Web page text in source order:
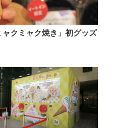
ャクミャク焼き」初グッズ